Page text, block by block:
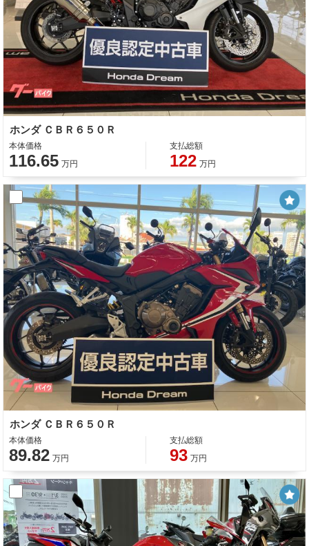
ホンダ ＣＢＲ６５０Ｒ
本体価格
116.65 万円
支払総額
122 万円
ホンダ ＣＢＲ６５０Ｒ
本体価格
89.82 万円
支払総額
93 万円